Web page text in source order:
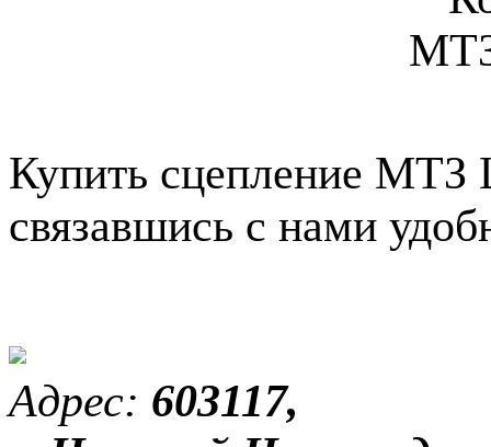
Купить сцепление
связавшись с нами
Адрес: 603117,